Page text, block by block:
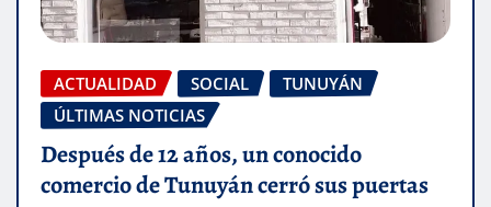
ACTUALIDAD SOCIAL
TUNUYÁN
ÚLTIMAS NOTICIAS
Después de 12 años, un conocido
comercio de Tunuyán cerró sus puertas